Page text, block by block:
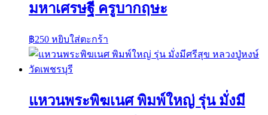
มหาเศรษฐี ครูบากฤษะ
฿250 หยิบใส่ตะกร้า
แหวนพระพิฆเนศ พิมพ์ใหญ่ รุ่น มั่งมี